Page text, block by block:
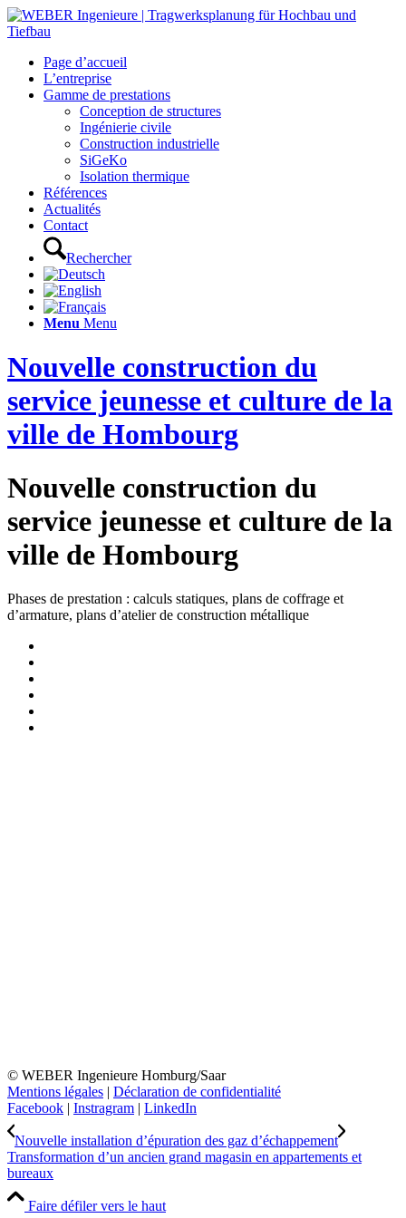
Page d’accueil
L’entreprise
Gamme de prestations
Conception de structures
Ingénierie civile
Construction industrielle
SiGeKo
Isolation thermique
Références
Actualités
Contact
Rechercher
Menu Menu
Nouvelle construction du
service jeunesse et culture de la
ville de Hombourg
Nouvelle construction du
service jeunesse et culture de la
ville de Hombourg
Phases de prestation : calculs statiques, plans de coffrage et
d’armature, plans d’atelier de construction métallique
© WEBER Ingenieure Homburg/Saar
Mentions légales | Déclaration de confidentialité
Facebook | Instragram | LinkedIn
Nouvelle installation d’épuration des gaz d’échappement
Transformation d’un ancien grand magasin en appartements et
bureaux
Faire défiler vers le haut